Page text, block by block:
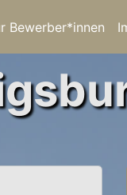
Bewerber*innen